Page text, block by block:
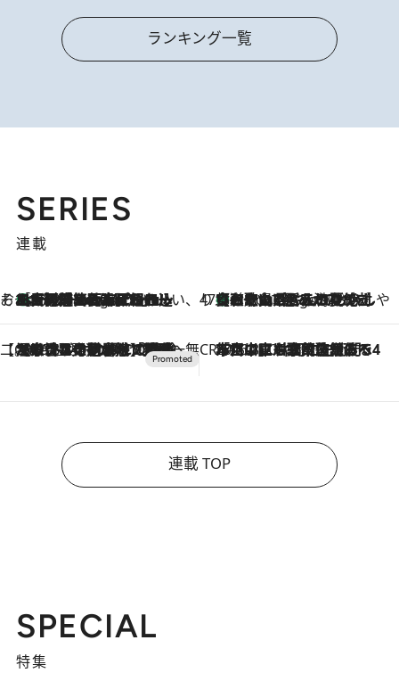
ランキング一覧
SERIES
連載
そおだよおこの関西おいしい、おやつ紀行6 Hours Ago
［大阪府箕面市］一皿一皿目の前で仕上げられる、料理を巧みに組み込んだアシェットデセールコース「ミチル アシェット デセール（Michiru assiette dessert）」 47都道府県の手みやげ ひんやりスイーツで夏を満喫
6 Hours Ago
【和歌山県】この夏絶対食べたい 冷やしておいしいおやつ3選 みかんがごろっと丸ごと入ったジュレ
【CREA×星野リゾート】唯一無二。癒しと発見が待つ場所へ
2026.8.7
【トンボの足水浴】ヒノキの香りに包まれて涼感マックス！約13℃の湧水かけ流しを避暑地「星野温泉 トンボの湯」で体験 CREA'S CHOICE
2026.8.7
「立川にも歌舞伎があるんだよ」 片岡仁左衛門・市川中車ら豪華座組みで4年目の立川立飛歌舞伎へ
連載 TOP
SPECIAL
特集